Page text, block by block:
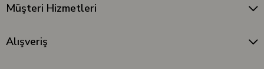
Müşteri Hizmetleri
Alışveriş